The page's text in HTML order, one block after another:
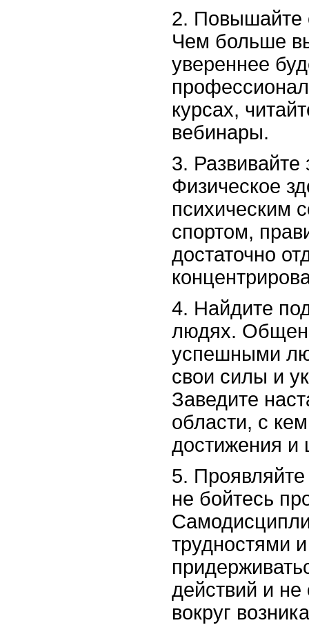
2. Повышайте
Чем больше
увереннее
курсах,
вебинары.
3.
Физическое
психическим
спортом,
достаточно
4. Найдите
людях.
успешными
свои силы и
Заведите
области, с
достижения и
5.
не бойтесь
трудностями
действий и не
вокруг